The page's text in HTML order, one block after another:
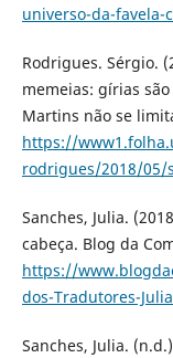
universo-da-favela-
Rodrigues. Sérgio.
memeias: gírias
Martins não se
https://
rodrigues/2018/05/
Sanches, Julia.
cabeça. Blog da
https://
dos-Tradutores-
Sanches, Julia.